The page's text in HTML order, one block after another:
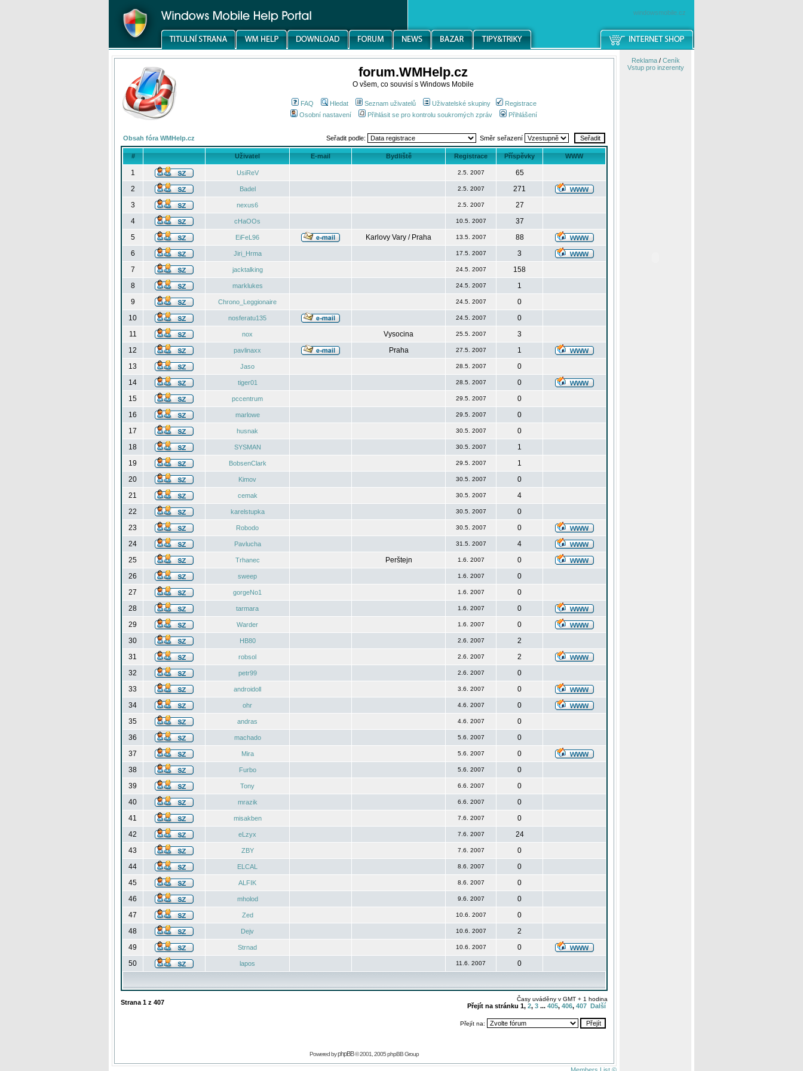
windowsmobile.cz
forum.WMHelp.cz
O všem, co souvisí s Windows Mobile
FAQ Hledat Seznam uživatelů Uživatelské skupiny
Registrace
Osobní nastavení
Přihlásit se pro kontrolu soukromých zpráv Přihlášení
Obsah fóra WMHelp.cz Seřadit podle: Směr seřazení
# Uživatel E-mail Bydliště Registrace Příspěvky WWW
1 UsiReV 2.5. 2007
65
2
Badel 2.5. 2007
271
3
nexus6 2.5. 2007
27
4
cHaOOs 10.5. 2007
37
5
EiFeL96 Karlovy Vary / Praha 13.5. 2007
88
6
Jiri_Hrma 17.5. 2007
3
7
jacktalking 24.5. 2007
158
8
marklukes 24.5. 2007
1
9
Chrono_Leggionaire 24.5. 2007
0
10
nosferatu135 24.5. 2007
0
11
nox Vysocina 25.5. 2007
3
12
pavlinaxx Praha 27.5. 2007
1
13
Jaso 28.5. 2007
0
14
tiger01 28.5. 2007
0
15
pccentrum 29.5. 2007
0
16
marlowe 29.5. 2007
0
17
husnak 30.5. 2007
0
18
SYSMAN 30.5. 2007
1
19
BobsenClark 29.5. 2007
1
20
Kimov 30.5. 2007
0
21
cemak 30.5. 2007
4
22
karelstupka 30.5. 2007
0
23
Robodo 30.5. 2007
0
24
Pavlucha 31.5. 2007
4
25
Trhanec Perštejn 1.6. 2007
0
26
sweep 1.6. 2007
0
27
gorgeNo1 1.6. 2007
0
28
tarmara 1.6. 2007
0
29
Warder 1.6. 2007
0
30
HB80 2.6. 2007
2
31
robsol 2.6. 2007
2
32
petr99 2.6. 2007
0
33
androidoll 3.6. 2007
0
34
ohr 4.6. 2007
0
35
andras 4.6. 2007
0
36
machado 5.6. 2007
0
37
Mira 5.6. 2007
0
38
Furbo 5.6. 2007
0
39
Tony 6.6. 2007
0
40
mrazik 6.6. 2007
0
41
misakben 7.6. 2007
0
42
eLzyx 7.6. 2007
24
43
ZBY 7.6. 2007
0
44
ELCAL 8.6. 2007
0
45
ALFIK 8.6. 2007
0
46
mholod 9.6. 2007
0
47
Zed 10.6. 2007
0
48
Dejv 10.6. 2007
2
49
Strnad 10.6. 2007
0
50
lapos 11.6. 2007 0
Strana 1 z 407 Časy uváděny v GMT + 1 hodina
Přejít na stránku 1, 2, 3 ... 405, 406, 407 Další
Přejít na:
Powered byphpBB© 2001, 2005 phpBB Group
Reklama/ Ceník
Vstup pro inzerenty